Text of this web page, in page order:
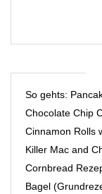
So gehts:
Chocolate Chip
Cinnamon Rolls
Killer Mac and
Cornbread
Bagel